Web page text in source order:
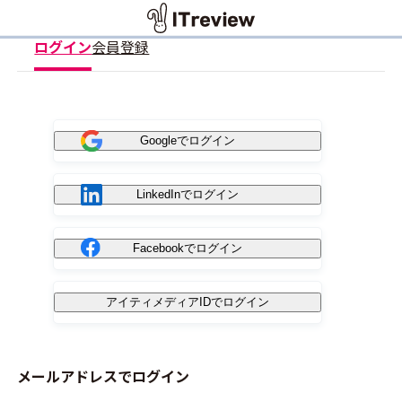
ログイン会員登録
Googleでログイン
LinkedInでログイン
Facebookでログイン
アイティメディアIDでログイン
メールアドレスでログイン